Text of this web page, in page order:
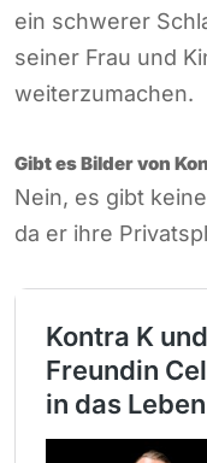
ein schwerer
seiner Frau und
weiterzumachen.
Gibt es Bilder von
Nein, es gibt
da er ihre